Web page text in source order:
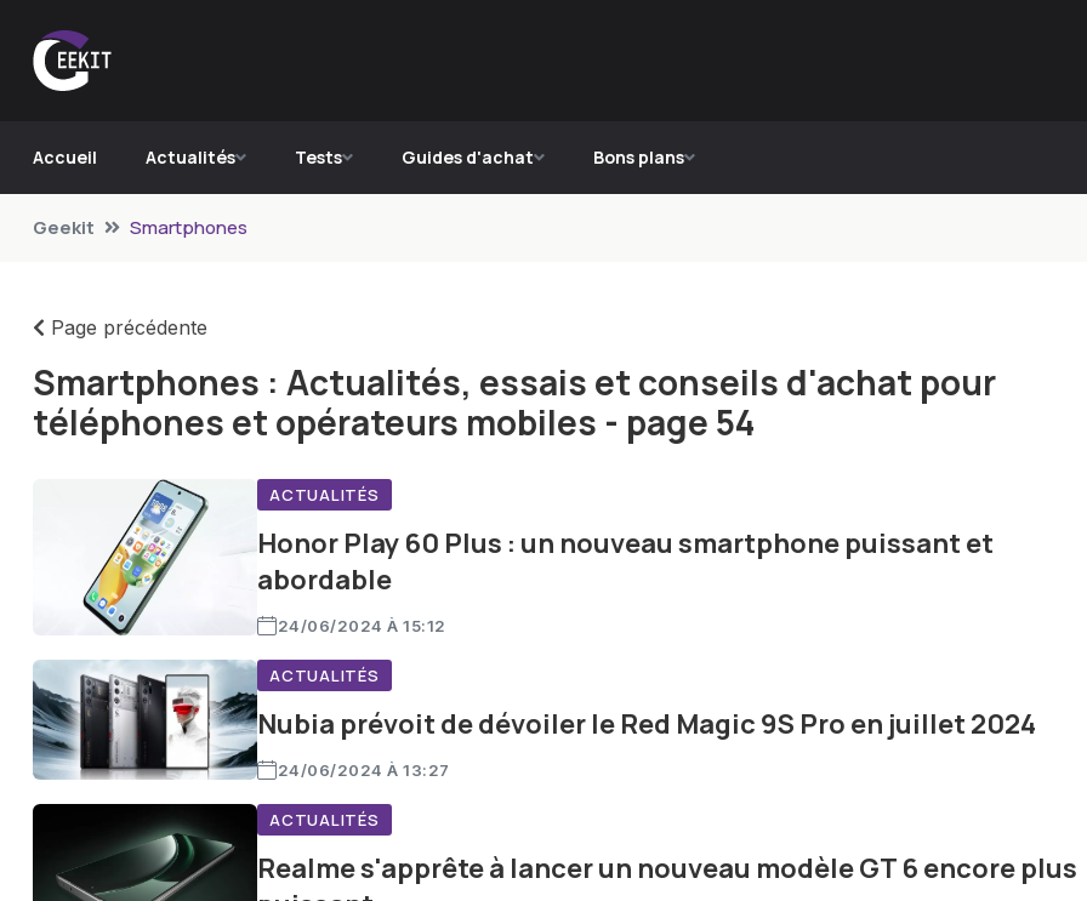
Accueil Actualités Tests Guides d'achat Bons plans
Geekit Smartphones
Page précédente
Smartphones : Actualités, essais et conseils d'achat pour
téléphones et opérateurs mobiles - page 54
ACTUALITÉS
Honor Play 60 Plus : un nouveau smartphone puissant et
abordable
24/06/2024 À 15:12
ACTUALITÉS
Nubia prévoit de dévoiler le Red Magic 9S Pro en juillet 2024
24/06/2024 À 13:27
ACTUALITÉS
Realme s'apprête à lancer un nouveau modèle GT 6 encore plus